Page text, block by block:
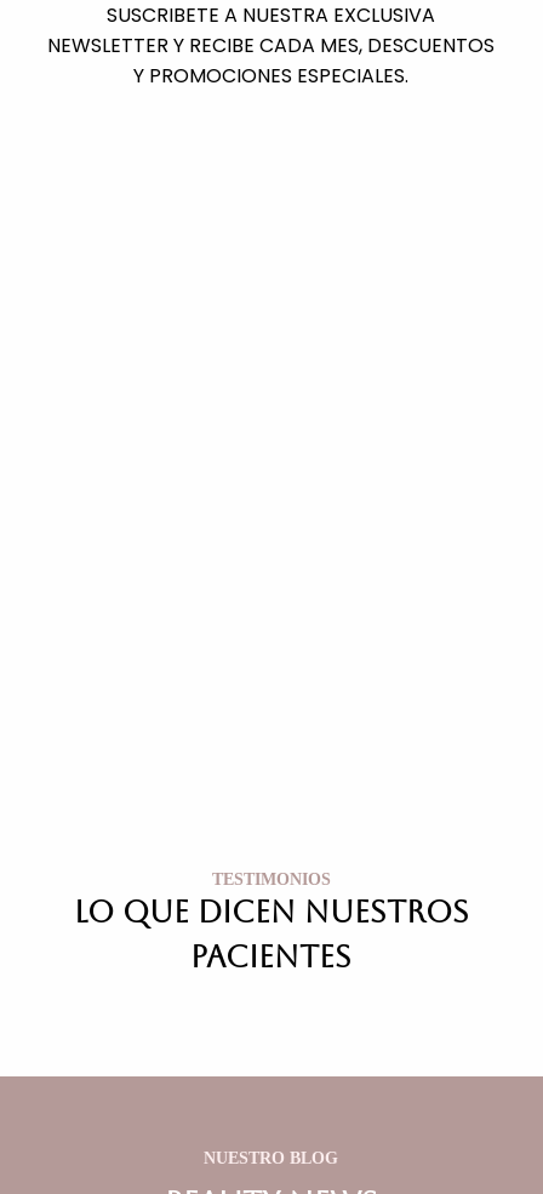
SUSCRIBETE A NUESTRA EXCLUSIVA
NEWSLETTER Y RECIBE CADA MES, DESCUENTOS
Y PROMOCIONES ESPECIALES.
TESTIMONIOS
LO QUE DICEN NUESTROS
pacientes
NUESTRO BLOG